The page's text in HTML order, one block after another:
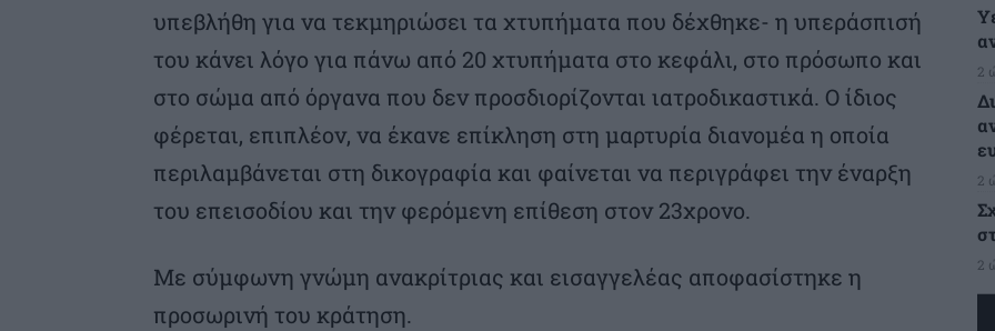
υπεβλήθη για να τεκμηριώσει τα χτυπήματα που δέχθηκε- η υπεράσπισή
του κάνει λόγο για πάνω από 20 χτυπήματα στο κεφάλι, στο πρόσωπο και
στο σώμα από όργανα που δεν προσδιορίζονται ιατροδικαστικά. Ο ίδιος
φέρεται, επιπλέον, να έκανε επίκληση στη μαρτυρία διανομέα η οποία
περιλαμβάνεται στη δικογραφία και φαίνεται να περιγράφει την έναρξη
του επεισοδίου και την φερόμενη επίθεση στον 23χρονο.
Με σύμφωνη γνώμη ανακρίτριας και εισαγγελέας αποφασίστηκε η
προσωρινή του κράτηση.
2
2
2